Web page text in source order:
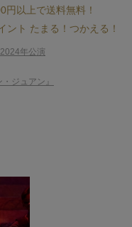
円以上で送料無料！
ント たまる！つかえる！
2024年公演
ジュアン』